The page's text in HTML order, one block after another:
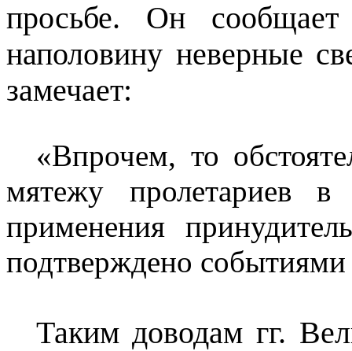
просьбе. Он
наполовину неверные
замечает:
«Впрочем, то
мятежу пролетариев в
применения
подтверждено
Таким доводам гг.